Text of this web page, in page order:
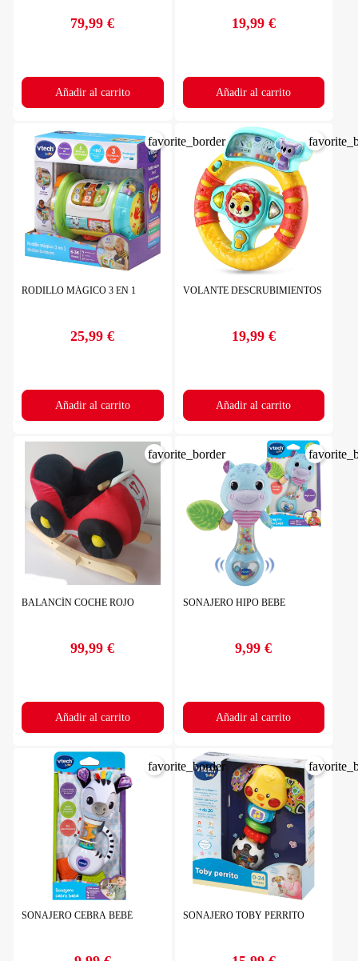
Precio
79,99 €
Añadir al carrito
Precio
19,99 €
Añadir al carrito
RODILLO MÁGICO 3 EN 1
Precio
25,99 €
Añadir al carrito
favorite_border
VOLANTE DESCRUBIMIENTOS
Precio
19,99 €
Añadir al carrito
BALANCÍN COCHE ROJO
Precio
99,99 €
Añadir al carrito
favorite_border
SONAJERO HIPO BEBE
Precio
9,99 €
Añadir al carrito
SONAJERO CEBRA BEBÉ
favorite_border
SONAJERO TOBY PERRITO